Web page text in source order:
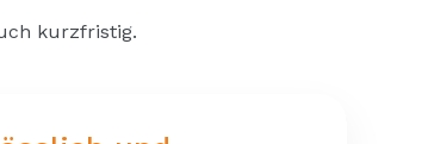
kurzfristig.